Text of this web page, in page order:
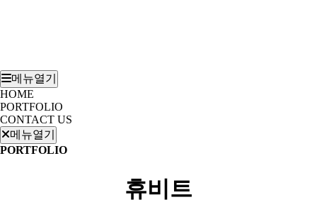
메뉴열기
HOME
PORTFOLIO
CONTACT US
메뉴열기
PORTFOLIO
휴비트